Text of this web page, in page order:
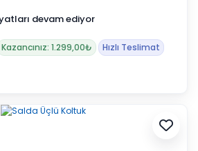
devam ediyor
Kazancınız: 1.299,00₺ Hızlı Teslimat